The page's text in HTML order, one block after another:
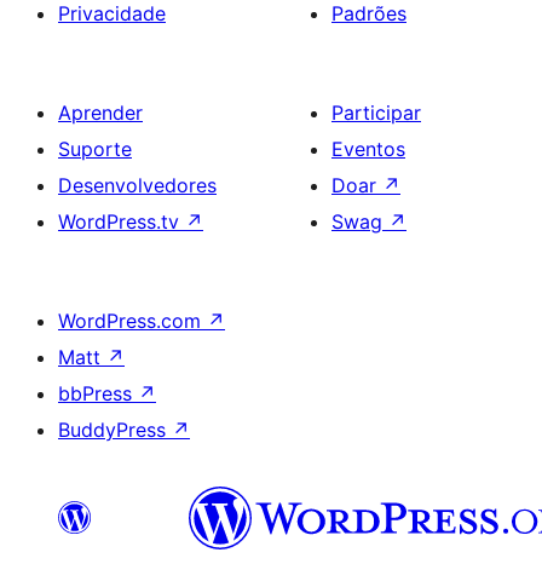
Privacidade
Padrões
Aprender
Suporte
Desenvolvedores
WordPress.tv ↗
Participar
Eventos
Doar ↗
Swag ↗
WordPress.com ↗
Matt ↗
bbPress ↗
BuddyPress ↗